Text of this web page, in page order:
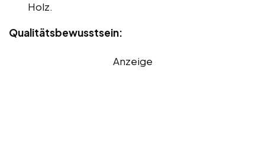
Holz.
Qualitätsbewusstsein:
Anzeige